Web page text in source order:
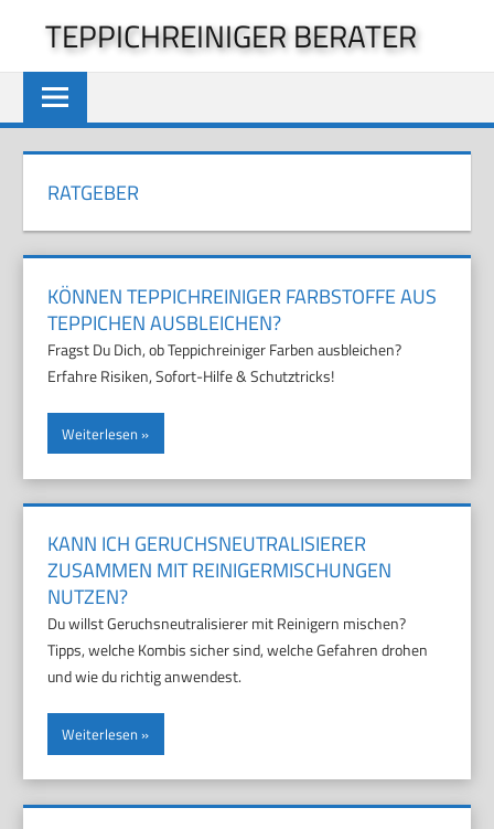
springen
TEPPICHREINIGER BERATER
RATGEBER
KÖNNEN TEPPICHREINIGER FARBSTOFFE AUS
TEPPICHEN AUSBLEICHEN?
Fragst Du Dich, ob Teppichreiniger Farben ausbleichen?
Erfahre Risiken, Sofort-Hilfe & Schutztricks!
Weiterlesen
KANN ICH GERUCHSNEUTRALISIERER
ZUSAMMEN MIT REINIGERMISCHUNGEN
NUTZEN?
Du willst Geruchsneutralisierer mit Reinigern mischen?
Tipps, welche Kombis sicher sind, welche Gefahren drohen
und wie du richtig anwendest.
Weiterlesen